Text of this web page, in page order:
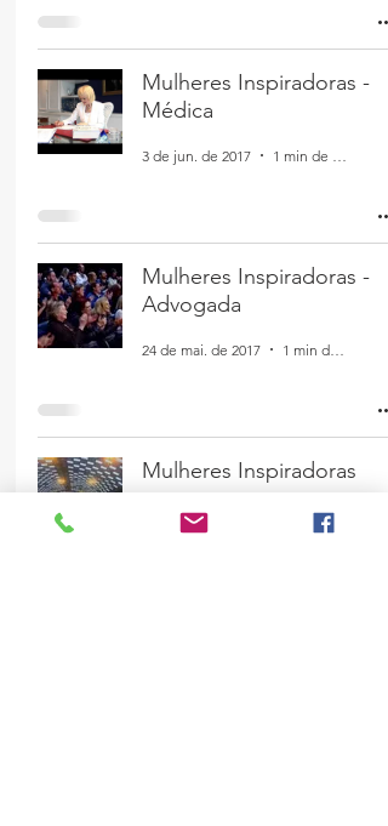
Mulheres Inspiradoras -
Médica
3 de jun. de 2017
Mulheres Inspiradoras -
Advogada
24 de mai. de 2017
Mulheres Inspiradoras
23 de mai. de 2017 1 min de leitura